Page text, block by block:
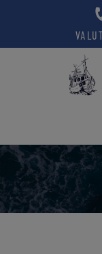
indholdet